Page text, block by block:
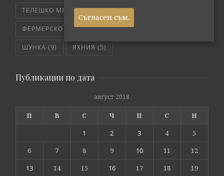
ТЕЛЕШКО МЕСО(6) ТРИКОВЕ(8)
ФЕРМЕРСКО СВЕЖО(171) ЧЕРВЕНО МЕСО
ШУНКА (9) ЯХНИЯ (5)
Публикации по дата
август 2018
П В С Ч П С
Н
1
2 3 4
5
6
7 8 9 10 11
12
13
14 15 16 17 18 19
Съгласен съм.